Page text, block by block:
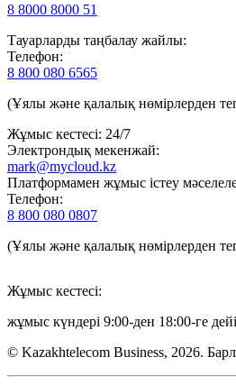
8 8000 8000 51
Тауарларды таңбалау жайлы:
Телефон:
8 800 080 6565
(Ұялы және қалалық нөмірлерден
Жұмыс кестесі: 24/7
Электрондық мекенжай:
mark@mycloud.kz
Платформамен жұмыс істеу
Телефон:
8 800 080 0807
(Ұялы және қалалық нөмірлерден
Жұмыс кестесі:
жұмыс күндері 9:00-ден 18:00-ге
© Kazakhtelecom Business, 2026.